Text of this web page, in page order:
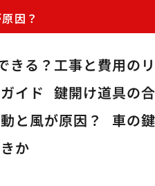
因？
きる？工事と費用の
イド 鍵開け道具の
と風が原因？
車の
か